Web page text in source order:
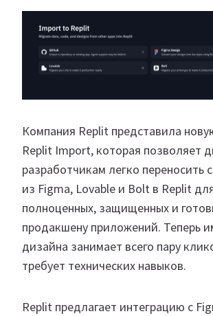
Компания Replit представила
Replit Import, которая позволяет
разработчикам легко переносить
из Figma, Lovable и Bolt в Replit
полноценных, защищенных и
продакшену приложений. Теперь
дизайна занимает всего пару
требует технических навыков.
Replit предлагает интеграцию с